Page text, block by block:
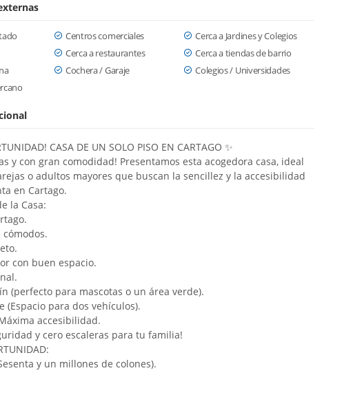
Centros comerciales
Cerca a Jardines y Colegios
Cerca a restaurantes
Cerca a tiendas de barrio
Cochera / Garaje
Colegios / Universidades
CASA DE UN SOLO PISO EN CARTAGO ✨
y con gran comodidad! Presentamos esta acogedora casa, ideal
o adultos mayores que buscan la sencillez y la accesibilidad
en Cartago.
la Casa:
con buen espacio.
(perfecto para mascotas o un área verde).
(Espacio para dos vehículos).
accesibilidad.
y cero escaleras para tu familia!
y un millones de colones).